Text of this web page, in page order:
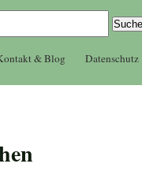
& Blog Datenschutz